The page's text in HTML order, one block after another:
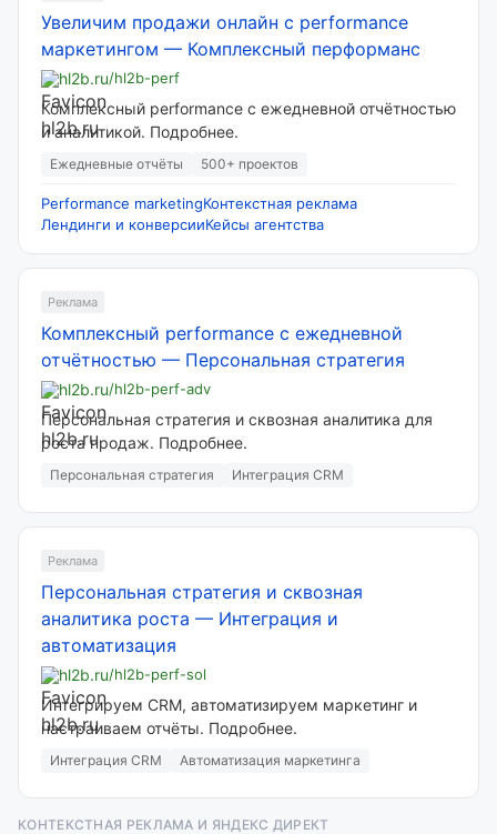
Увеличим продажи онлайн с performance
маркетингом — Комплексный перформанс
hl2b.ru/hl2b-perf
Комплексный performance с ежедневной отчётностью
и аналитикой. Подробнее.
Ежедневные отчёты 500+ проектов
Performance marketingКонтекстная реклама
Лендинги и конверсииКейсы агентства
Реклама
Комплексный performance с ежедневной
отчётностью — Персональная стратегия
hl2b.ru/hl2b-perf-adv
Персональная стратегия и сквозная аналитика для
роста продаж. Подробнее.
Персональная стратегия Интеграция CRM
Реклама
Персональная стратегия и сквозная
аналитика роста — Интеграция и
автоматизация
hl2b.ru/hl2b-perf-sol
Интегрируем CRM, автоматизируем маркетинг и
настраиваем отчёты. Подробнее.
Интеграция CRM Автоматизация маркетинга
КОНТЕКСТНАЯ РЕКЛАМА И ЯНДЕКС ДИРЕКТ